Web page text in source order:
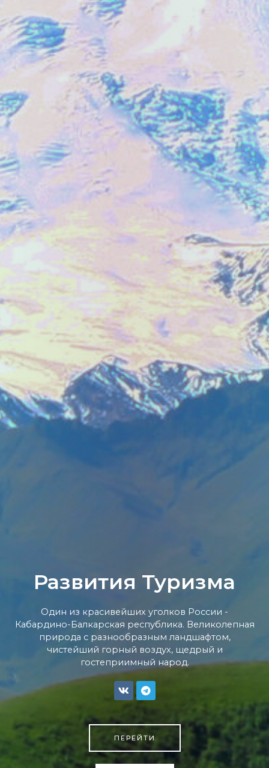
Развития Туризма
Один из красивейших уголков России -
Кабардино-Балкарская республика. Великолепная
природа с разнообразным ландшафтом,
чистейший горный воздух, щедрый и
гостеприимный народ.
ПЕРЕЙТИ